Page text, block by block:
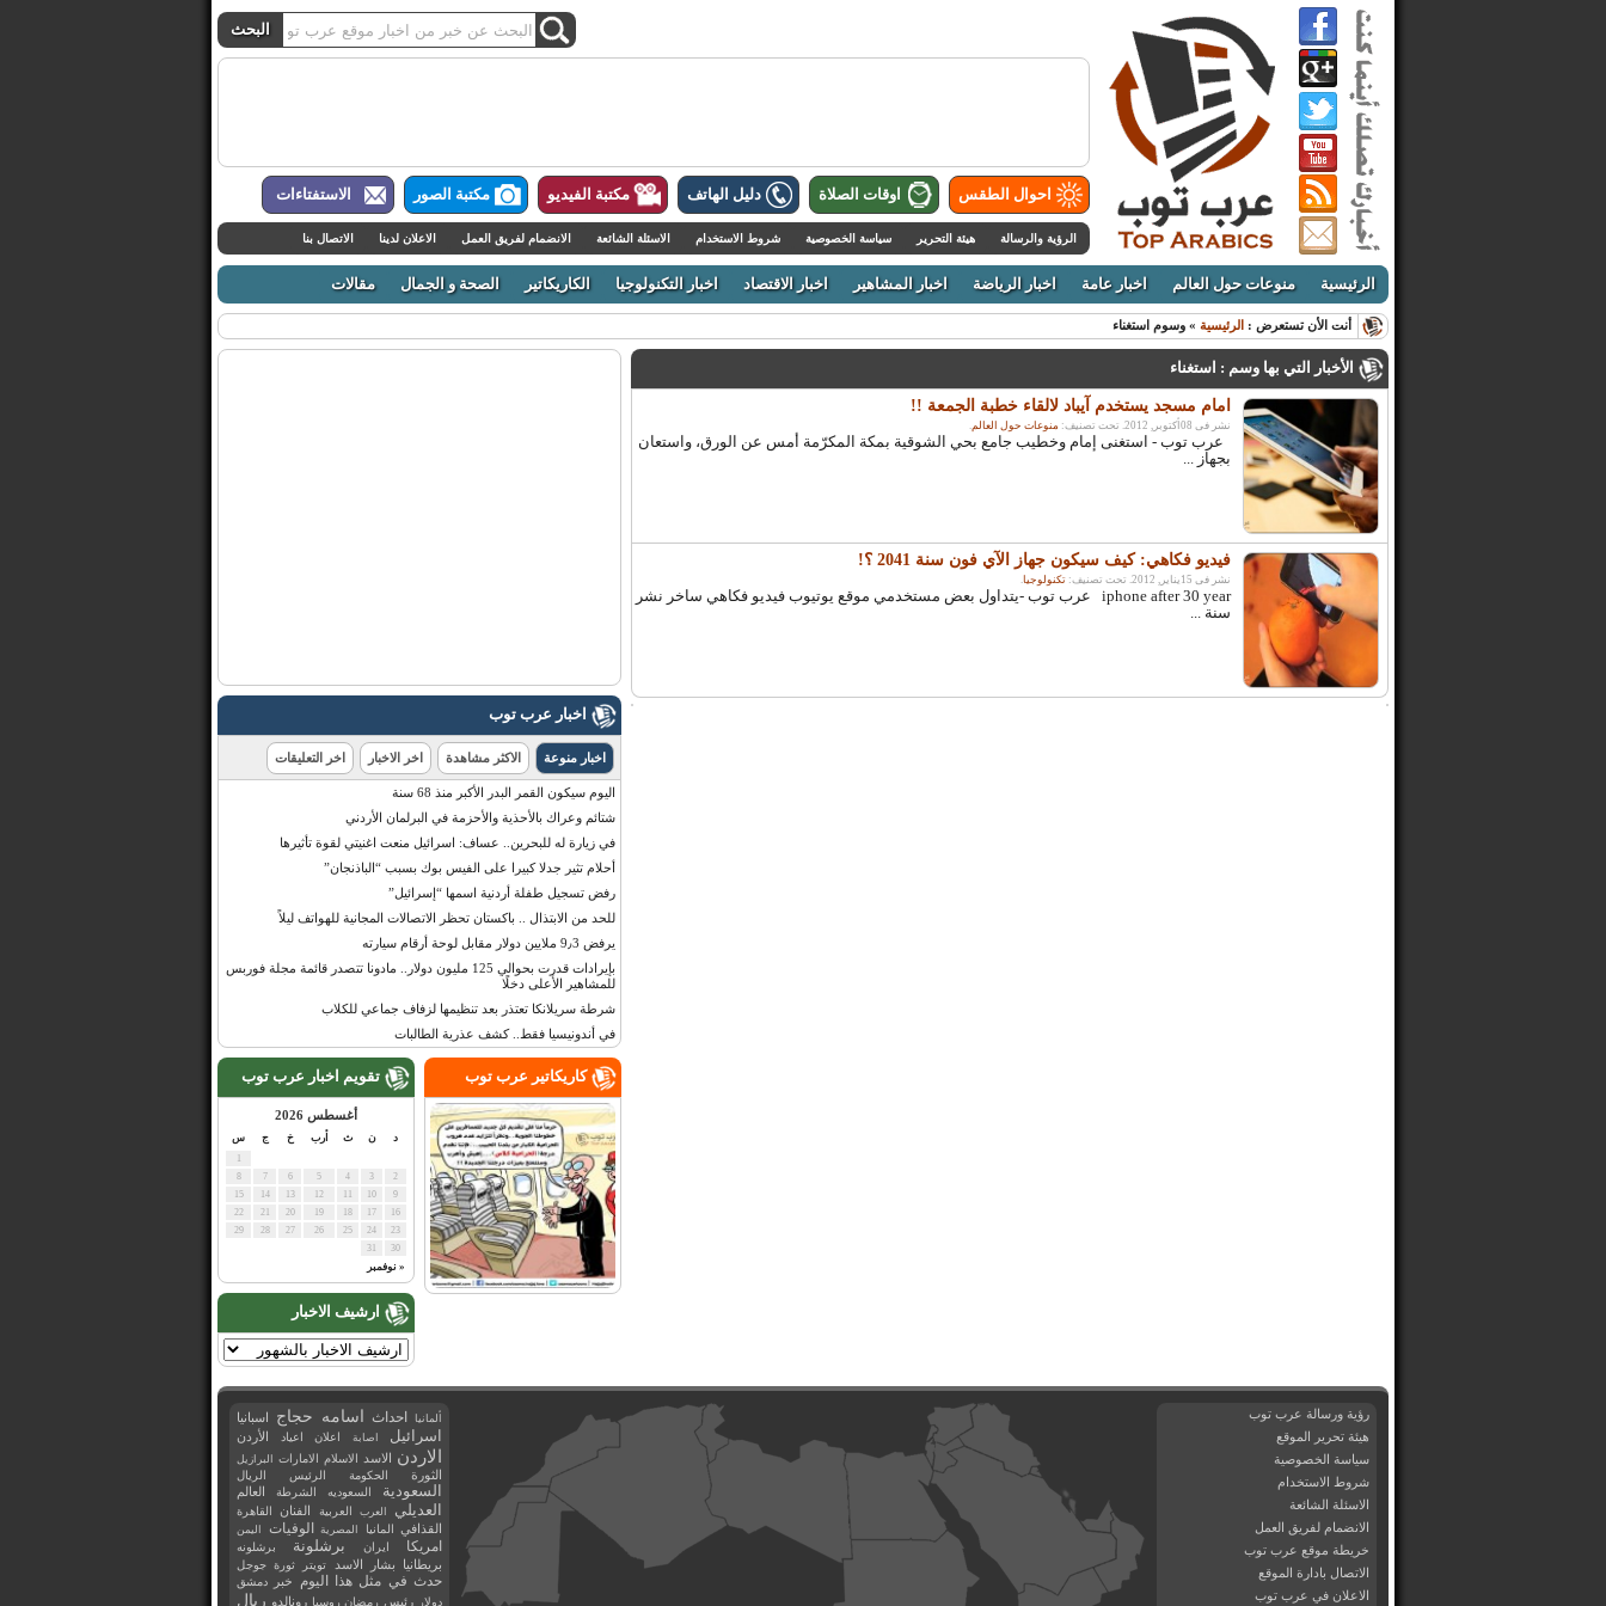
احوال الطقس اوقات الصلاة دليل الهاتف مكتبة الفيديو مكتبة الصور الاستفتاءات
الرؤية والرسالة هيئة التحرير سياسة الخصوصية شروط الاستخدام الاسئلة الشائعة الانضمام لفريق العمل الاعلان لدينا الاتصال بنا
الرئيسية منوعات حول العالم اخبار عامة اخبار الرياضة اخبار المشاهير اخبار الاقتصاد اخبار التكنولوجيا الكاريكاتير الصحة و الجمال مقالات
أنت الأن تستعرض : الرئيسية » وسوم استغناء
الأخبار التي بها وسم : استغناء
امام مسجد يستخدم آيباد لالقاء خطبة الجمعة !!
نشر فى 08أكتوبر, 2012. تحت تصنيف: منوعات حول العالم.
عرب توب - استغنى إمام وخطيب جامع بحي الشوقية بمكة المكرّمة أمس عن الورق، واستعان
بجهاز ...
فيديو فكاهي: كيف سيكون جهاز الآي فون سنة 2041 ؟!
نشر فى 15يناير, 2012. تحت تصنيف: تكنولوجيا.
iphone after 30 year عرب توب -يتداول بعض مستخدمي موقع يوتيوب فيديو فكاهي ساخر نشر
سنة ...
اخبار عرب توب
اخبار منوعة الاكثر مشاهدة اخر الاخبار اخر التعليقات
اليوم سيكون القمر البدر الأكبر منذ 68 سنة
شتائم وعراك بالأحذية والأحزمة في البرلمان الأردني
في زيارة له للبحرين.. عساف: اسرائيل منعت اغنيتي لقوة تأثيرها
أحلام تثير جدلا كبيرا على الفيس بوك بسبب “الباذنجان”
رفض تسجيل طفلة أردنية اسمها “إسرائيل”
للحد من الابتذال .. باكستان تحظر الاتصالات المجانية للهواتف ليلاً
يرفض 9٫3 ملايين دولار مقابل لوحة أرقام سيارته
بإيرادات قدرت بحوالي 125 مليون دولار.. مادونا تتصدر قائمة مجلة فوربس
للمشاهير الأعلى دخلًا
شرطة سريلانكا تعتذر بعد تنظيمها لزفاف جماعي للكلاب
في أندونيسيا فقط.. كشف عذرية الطالبات
تقويم اخبار عرب توب
أغسطس 2026
د ن ث أرب خ ج س
« نوفمبر
2
3
4
5
6
7
8
9
10
12
13
14
15
16
17
18
19
20
21
22
23
24
25
26
27
28
29
30
31
ارشيف الاخبار
كاريكاتير عرب توب
رؤية ورسالة عرب توب
هيئة تحرير الموقع
سياسة الخصوصية
شروط الاستخدام
الاسئلة الشائعة
الانضمام لفريق العمل
خريطة موقع عرب توب
الاتصال بادارة الموقع
الاعلان في عرب توب
ألمانيا احداث اسامه حجاج اسبانيا
اسرائيل اصابة اعلان اعياد الأردن
الاردن الاسد الاسلام الامارات البرازيل
الثورة الحكومة الرئيس الريال
السعودية السعوديه الشرطة العالم
العديلي العرب العربية الفنان القاهرة
القذافي المانيا المصرية الوفيات اليمن
امريكا ايران برشلونة برشلونه
بريطانيا بشار الاسد تويتر ثورة جوجل
حدث في مثل هذا اليوم خبر
دمشق
دولار
رئيس رمضان روسيا رونالدو ريال